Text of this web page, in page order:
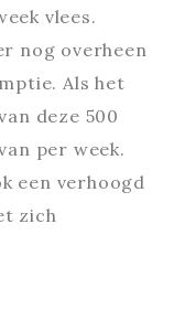
vlees.
nog overheen
Als het
deze 500
per week.
een verhoogd
zich